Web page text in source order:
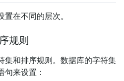
在不同的层次。
规则
集和排序规则。数据库的字符集
句来设置：